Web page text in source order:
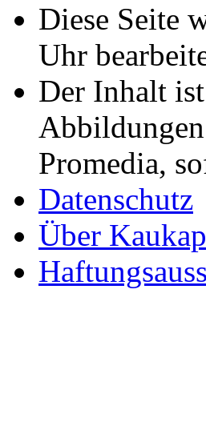
Diese Seite
Uhr
Der Inhalt
Promedia,
Datenschutz
Über